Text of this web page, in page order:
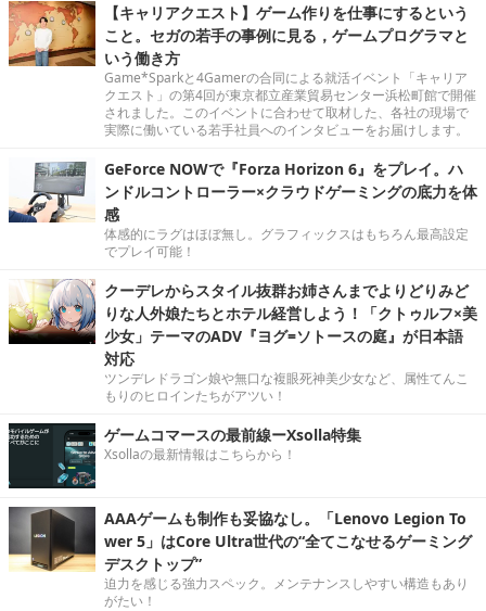
【キャリアクエスト】ゲーム作りを仕事にするという
こと。セガの若手の事例に見る，ゲームプログラマと
いう働き方
Game*Sparkと4Gamerの合同による就活イベント「キャリア
クエスト」の第4回が東京都立産業貿易センター浜松町館で開催
されました。このイベントに合わせて取材した、各社の現場で
実際に働いている若手社員へのインタビューをお届けします。
GeForce NOWで『Forza Horizon 6』をプレイ。ハ
ンドルコントローラー×クラウドゲーミングの底力を体
感
体感的にラグはほぼ無し。グラフィックスはもちろん最高設定
でプレイ可能！
クーデレからスタイル抜群お姉さんまでよりどりみど
りな人外娘たちとホテル経営しよう！「クトゥルフ×美
少女」テーマのADV『ヨグ=ソトースの庭』が日本語
対応
ツンデレドラゴン娘や無口な複眼死神美少女など、属性てんこ
もりのヒロインたちがアツい！
ゲームコマースの最前線ーXsolla特集
Xsollaの最新情報はこちらから！
AAAゲームも制作も妥協なし。「Lenovo Legion To
wer 5」はCore Ultra世代の“全てこなせるゲーミング
デスクトップ”
迫力を感じる強力スペック。メンテナンスしやすい構造もあり
がたい！